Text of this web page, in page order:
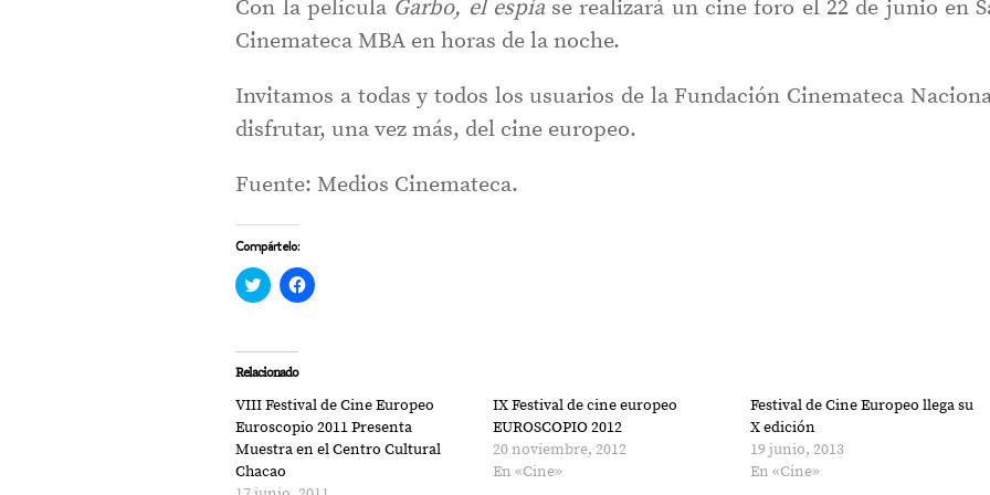
Con la película Garbo, el espía se realizará un cine foro el 22 de junio en
Cinemateca MBA en horas de la noche.
Invitamos a todas y todos los usuarios de la Fundación Cinemateca
disfrutar, una vez más, del cine europeo.
Fuente: Medios Cinemateca.
Compártelo:
Haz
clic
Twitter
(Se
abre
en
una
ventana
nueva)
Haz
clic
en
una
ventana
nueva)
Relacionado
VIII Festival de Cine Europeo
Euroscopio 2011 Presenta
Muestra en el Centro Cultural
Chacao
IX Festival de cine europeo
EUROSCOPIO 2012
20 noviembre, 2012
En «Cine»
Festival de Cine Europeo llega su
X edición
19 junio, 2013
En «Cine»